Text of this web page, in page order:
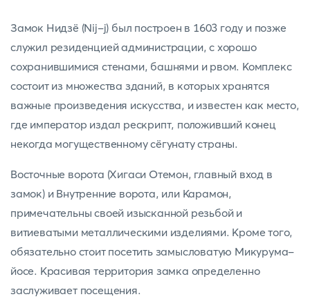
Замок Нидзё (Nij-j) был построен в 1603 году и позже
служил резиденцией администрации, с хорошо
сохранившимися стенами, башнями и рвом. Комплекс
состоит из множества зданий, в которых хранятся
важные произведения искусства, и известен как место,
где император издал рескрипт, положивший конец
некогда могущественному сёгунату страны.
Восточные ворота (Хигаси Отемон, главный вход в
замок) и Внутренние ворота, или Карамон,
примечательны своей изысканной резьбой и
витиеватыми металлическими изделиями. Кроме того,
обязательно стоит посетить замысловатую Микурума-
йосе. Красивая территория замка определенно
заслуживает посещения.